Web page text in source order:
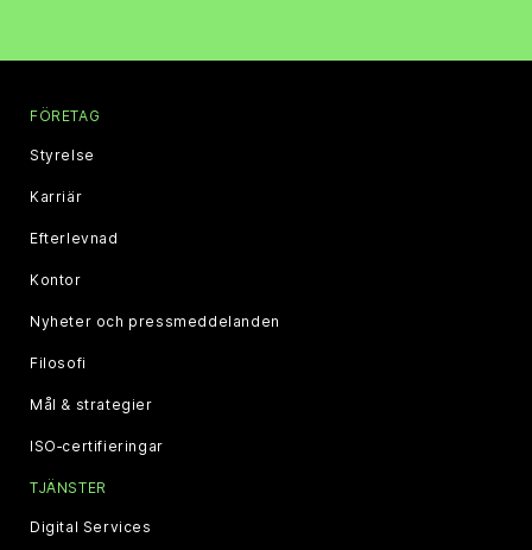
FÖRETAG
Styrelse
Karriär
Efterlevnad
Kontor
Nyheter och pressmeddelanden
Filosofi
Mål & strategier
ISO‑certifieringar
TJÄNSTER
Digital Services